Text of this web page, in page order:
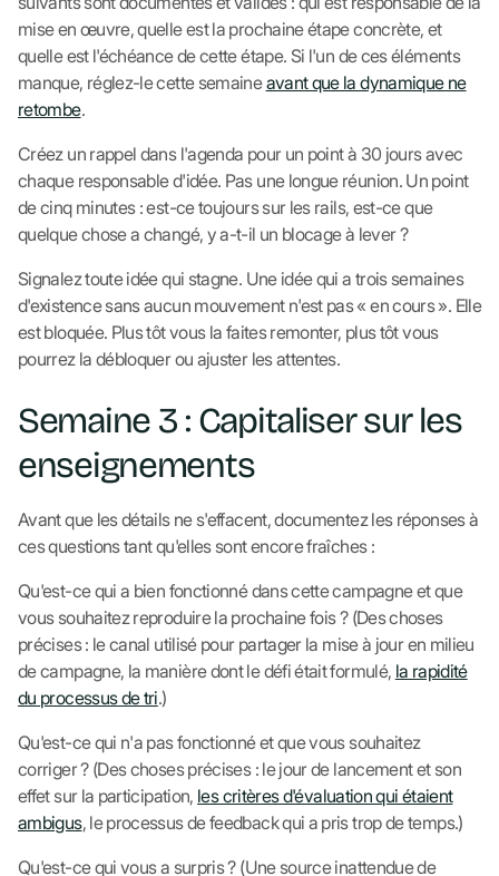
mise en œuvre, quelle est la prochaine étape concrète, et
quelle est l'échéance de cette étape. Si l'un de ces éléments
manque, réglez-le cette semaineavant que la dynamique ne
retombe.
Créez un rappel dans l'agenda pour un point à 30 jours avec
chaque responsable d'idée. Pas une longue réunion. Un point
de cinq minutes : est-ce toujours sur les rails, est-ce que
quelque chose a changé, y a-t-il un blocage à lever ?
Signalez toute idée qui stagne. Une idée qui a trois semaines
d'existence sans aucun mouvement n'est pas « en cours ». Elle
est bloquée. Plus tôt vous la faites remonter, plus tôt vous
pourrez la débloquer ou ajuster les attentes.
Semaine 3 : Capitaliser sur les
enseignements
Avant que les détails ne s'effacent, documentez les réponses à
ces questions tant qu'elles sont encore fraîches :
Qu'est-ce qui a bien fonctionné dans cette campagne et que
vous souhaitez reproduire la prochaine fois ? (Des choses
précises : le canal utilisé pour partager la mise à jour en milieu
de campagne, la manière dont le défi était formulé, la rapidité
du processus de tri.)
Qu'est-ce qui n'a pas fonctionné et que vous souhaitez
corriger ? (Des choses précises : le jour de lancement et son
effet sur la participation, les critères d'évaluation qui étaient
ambigus, le processus de feedback qui a pris trop de temps.)
Qu'est-ce qui vous a surpris ? (Une source inattendue de